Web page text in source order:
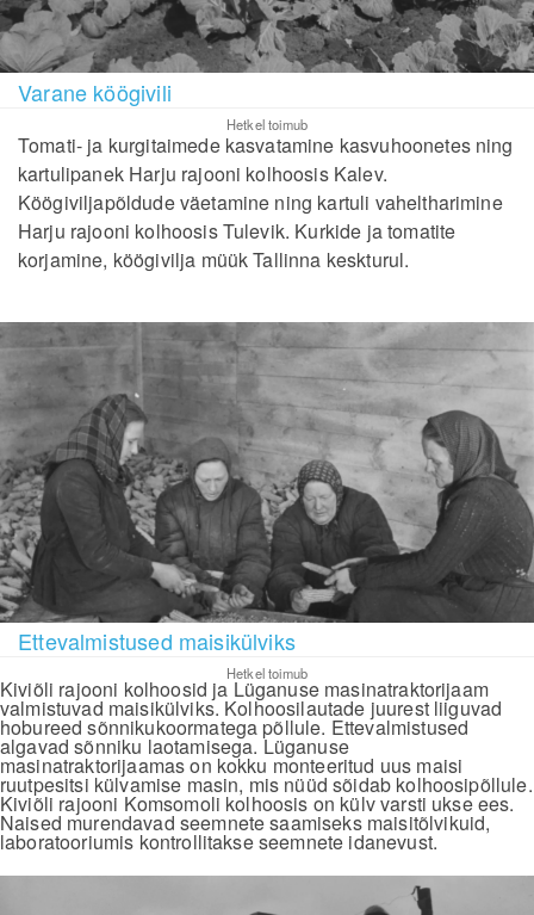
Varane köögivili
Hetkel toimub
Tomati- ja kurgitaimede kasvatamine kasvuhoonetes ning
kartulipanek Harju rajooni kolhoosis Kalev.
Köögiviljapõldude väetamine ning kartuli vaheltharimine
Harju rajooni kolhoosis Tulevik. Kurkide ja tomatite
korjamine, köögivilja müük Tallinna keskturul.
Ettevalmistused maisikülviks
Hetkel toimub
Kiviõli rajooni kolhoosid ja Lüganuse masinatraktorijaam
valmistuvad maisikülviks. Kolhoosilautade juurest liiguvad
hobureed sõnnikukoormatega põllule. Ettevalmistused
algavad sõnniku laotamisega. Lüganuse
masinatraktorijaamas on kokku monteeritud uus maisi
ruutpesitsi külvamise masin, mis nüüd sõidab kolhoosipõllule.
Kiviõli rajooni Komsomoli kolhoosis on külv varsti ukse ees.
Naised murendavad seemnete saamiseks maisitõlvikuid,
laboratooriumis kontrollitakse seemnete idanevust.